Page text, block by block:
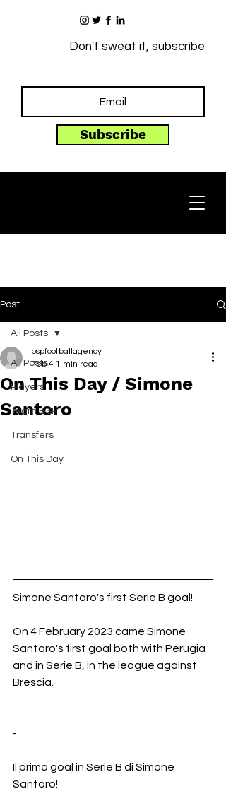
Don't sweat it, subscribe
Subscribe
Post
All Posts
Players
Team BSP
Transfers
On This Day
All Posts
On This Day / Simone
Santoro
bspfootballagency
Feb 4 1 min read
Simone Santoro's first Serie B goal!
On 4 February 2023 came Simone
Santoro's first goal both with Perugia
and in Serie B, in the league against
Brescia.
-
Il primo goal in Serie B di Simone
Santoro!